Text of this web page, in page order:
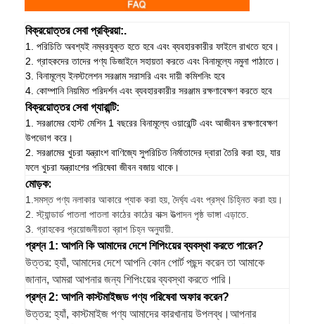
বিক্রয়োত্তর সেবা প্রক্রিয়া:.
1. পরিচিতি অবশ্যই নম্বরযুক্ত হতে হবে এবং ব্যবহারকারীর ফাইলে রাখতে হবে।
2. গ্রাহকদের তাদের পণ্য ডিজাইনে সহায়তা করতে এবং বিনামূল্যে নমুনা পাঠাতে।
3. বিনামূল্যে ইনস্টলেশন সরঞ্জাম সরাসরি এবং দায়ী কমিশনিং হবে
4. কোম্পানি নিয়মিত পরিদর্শন এবং ব্যবহারকারীর সরঞ্জাম রক্ষণাবেক্ষণ করতে হবে
বিক্রয়োত্তর সেবা গ্যারান্টি:
1. সরঞ্জামের হোস্ট মেশিন 1 বছরের বিনামূল্যে ওয়ারেন্টি এবং আজীবন রক্ষণাবেক্ষণ
উপভোগ করে।
2. সরঞ্জামের খুচরা যন্ত্রাংশ বাণিজ্যে সুপরিচিত নির্মাতাদের দ্বারা তৈরি করা হয়, যার
ফলে খুচরা যন্ত্রাংশের পরিষেবা জীবন বজায় থাকে।
মোড়ক:
1.সমস্ত পণ্য নলাকার আকারে প্যাক করা হয়, দৈর্ঘ্য এবং প্রস্থ চিহ্নিত করা হয়।
2. স্ট্যান্ডার্ড পাতলা পাতলা কাঠের কাঠের বাক্স উত্পাদন পৃষ্ঠ ভাঙ্গা এড়াতে.
3. গ্রাহকের প্রয়োজনীয়তা ব্রাশ চিহ্ন অনুযায়ী.
প্রশ্ন 1: আপনি কি আমাদের দেশে শিপিংয়ের ব্যবস্থা করতে পারেন?
উত্তর: হ্যাঁ, আমাদের দেশে আপনি কোন পোর্ট পছন্দ করেন তা আমাকে
জানান, আমরা আপনার জন্য শিপিংয়ের ব্যবস্থা করতে পারি।
প্রশ্ন 2: আপনি কাস্টমাইজড পণ্য পরিষেবা অফার করেন?
উত্তর: হ্যাঁ, কাস্টমাইজ পণ্য আমাদের কারখানায় উপলব্ধ।আপনার